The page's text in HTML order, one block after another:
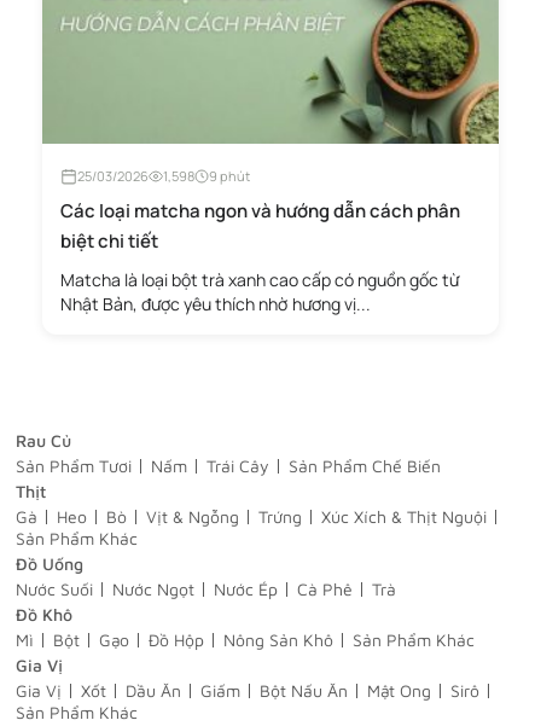
25/03/2026 1,598 9 phút
Các loại matcha ngon và hướng dẫn cách phân
biệt chi tiết
Matcha là loại bột trà xanh cao cấp có nguồn gốc từ
Nhật Bản, được yêu thích nhờ hương vị...
Rau Củ
Sản Phẩm Tươi
Nấm Trái Cây
Sản Phẩm Chế Biến
Thịt
Gà
Heo Bò Vịt & Ngỗng Trứng
Xúc Xích & Thịt Nguội
Sản Phẩm Khác
Đồ Uống
Nước Suối
Nước Ngọt Nước Ép Cà Phê
Trà
Đồ Khô
Mì
Bột Gạo Đồ Hộp Nông Sản Khô
Sản Phẩm Khác
Gia Vị
Gia Vị
Xốt Dầu Ăn Giấm Bột Nấu Ăn Mật Ong
Sirô
Sản Phẩm Khác